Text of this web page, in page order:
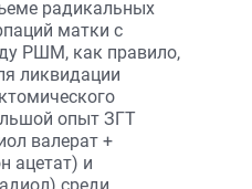
радикальных
матки с
РШМ, как правило,
ликвидации
опыт ЗГТ
валерат +
ацетат) и